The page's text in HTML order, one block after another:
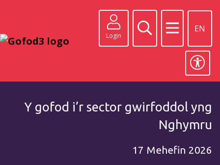
Login
EN
Y gofod i’r sector gwirfoddol yng
Nghymru
17 Mehefin 2026